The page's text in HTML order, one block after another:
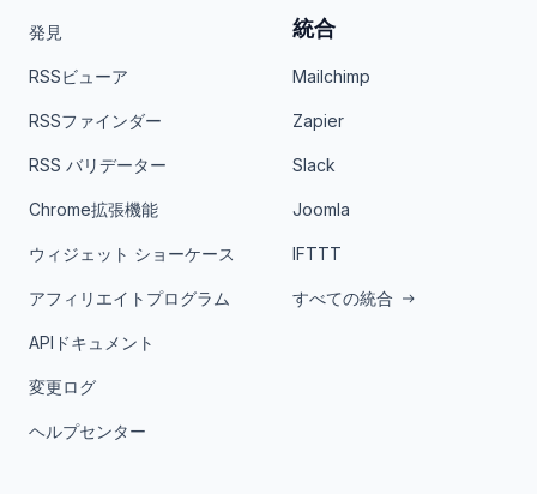
発見
RSSビューア
RSSファインダー
RSS バリデーター
Chrome拡張機能
ウィジェット ショーケース
アフィリエイトプログラム
APIドキュメント
変更ログ
ヘルプセンター
統合
Mailchimp
Zapier
Slack
Joomla
IFTTT
すべての統合